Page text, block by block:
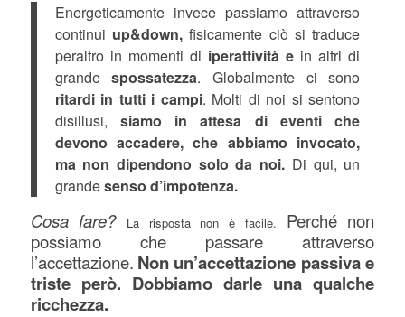
Energeticamente invece passiamo attraverso
continui up&down,fisicamente ciò si traduce
peraltro in momenti di iperattività e in altri di
grandespossatezza. Globalmente ci sono
ritardi in tutti i campi. Molti di noi si sentono
disillusi, siamo in attesa di eventi che
devono accadere, che abbiamo invocato,
ma non dipendono solo da noi. Di qui, un
grandesenso d’impotenza.
Cosa fare? La risposta non è facile. Perché non
possiamo che passare attraverso
l’accettazione. Non un’accettazione passiva e
triste però. Dobbiamo darle una qualche
ricchezza.